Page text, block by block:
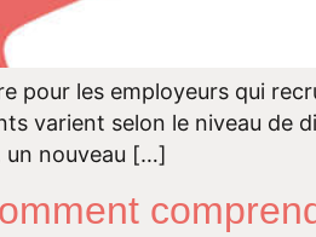
les employeurs qui
varient selon le niveau de
un nouveau […]